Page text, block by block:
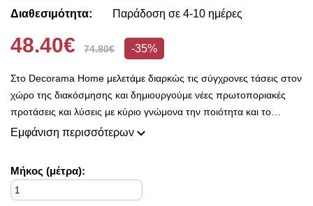
Διαθεσιμότητα:
Παράδοση σε 4-10 ημέρες
48.40€ 74.80€ -35%
Στο Decorama Home μελετάμε διαρκώς τις σύγχρονες τάσεις στον
χώρο της διακόσμησης και δημιουργούμε νέες πρωτοποριακές
προτάσεις και λύσεις με κύριο γνώμονα την ποιότητα και το
ασύγκριτο design, προκειμένου να είμαστε πάντοτε σε θέση να
φρέσκες ιδέες διακόσμησης, που ικανοποιούν ακόμη και τους πιο
απαιτητικούς!
Εμφάνιση περισσότερων
Mήκος (μέτρα):